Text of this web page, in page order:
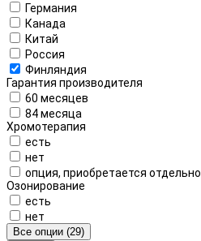
Германия
Канада
Китай
Россия
Финляндия
Гарантия производителя
60 месяцев
84 месяца
Хромотерапия
есть
нет
опция, приобретается отдельно
Озонирование
есть
нет
Все опции (29)